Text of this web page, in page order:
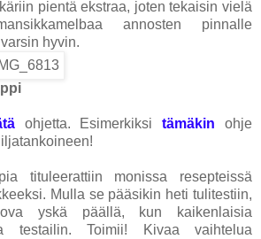
pientä ekstraa, joten tekaisin vielä
annosten pinnalle
hyvin.
ohjetta. Esimerkiksitämäkin ohje
tituleerattiin monissa resepteissä
Mulla se pääsikin heti tulitestiin,
yskä päällä, kun kaikenlaisia
testailin. Toimii! Kivaa vaihtelua